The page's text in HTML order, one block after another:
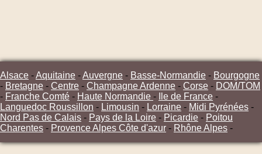
Alsace -Aquitaine -Auvergne - Basse-Normandie - Bourgogne
- Bretagne - Centre - Champagne Ardenne - Corse - DOM/TOM
- Franche Comté - Haute Normandie - Ile de France -
Languedoc Roussillon - Limousin - Lorraine - Midi Pyrénées -
Nord Pas de Calais - Pays de la Loire - Picardie - Poitou
Charentes - Provence Alpes Côte d'azur - Rhône Alpes -